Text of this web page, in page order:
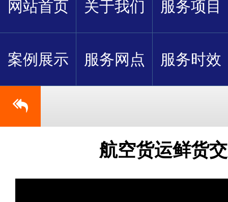
网站首页 关于我们 服务项目
案例展示 服务网点 服务时效
航空货运鲜货